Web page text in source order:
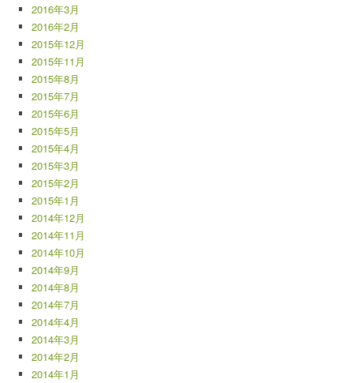
2016年3月
2016年2月
2015年12月
2015年11月
2015年8月
2015年7月
2015年6月
2015年5月
2015年4月
2015年3月
2015年2月
2015年1月
2014年12月
2014年11月
2014年10月
2014年9月
2014年8月
2014年7月
2014年4月
2014年3月
2014年2月
2014年1月